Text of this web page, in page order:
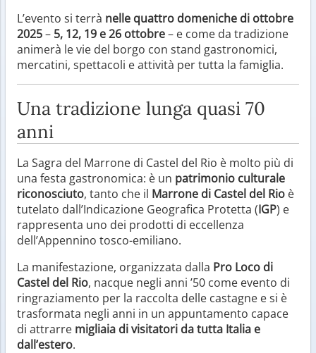
L’evento si terrà nelle quattro domeniche di ottobre
2025– 5, 12, 19 e 26 ottobre– e come da tradizione
animerà le vie del borgo con stand gastronomici,
mercatini, spettacoli e attività per tutta la famiglia.
Una tradizione lunga quasi 70
anni
La Sagra del Marrone di Castel del Rio è molto più di
una festa gastronomica: è un patrimonio culturale
riconosciuto, tanto che il Marrone di Castel del Rio è
tutelato dall’Indicazione Geografica Protetta (IGP) e
rappresenta uno dei prodotti di eccellenza
dell’Appennino tosco-emiliano.
La manifestazione, organizzata dalla Pro Loco di
Castel del Rio, nacque negli anni ’50 come evento di
ringraziamento per la raccolta delle castagne e si è
trasformata negli anni in un appuntamento capace
di attrarre migliaia di visitatori da tutta Italia e
dall’estero.